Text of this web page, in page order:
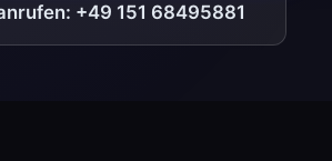
+49 151 68495881